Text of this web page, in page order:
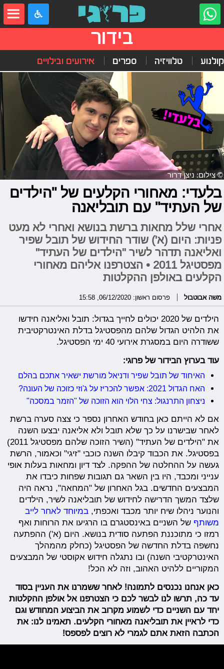
בידור
קולנוע טלוויזיה ספרים אירועים ובילויים
© צילום: ניצן דרור
בלעדי: מאחורי הקלעים של "הילדים
של העתיד" עם תובליאנה
אחרי שלל מחאות ברשת בנושא ואחרי לא מעט
פניות: היום (א') שודר החידוש של תובל שפיר
ואליאנה תדהר לשיר "הילדים של העתיד"
מפסטיגל 2011 • הצטרפנו אליהם מאחורי
הקלעים באולפן ההקלטות
משה אבוטבול פרסום ראשון: 06/12/2020, 15:58
הילדים של 2020 יכולים לחייך בגדול: תובל ואליאנה חידשו
את הלהיט הגדול שלהם מהפסטיגל בדלת האינטרקטיבית
ששודרה היום במסגרת אירועי 40 ימי הפסטיגל.
עוד בערוץ הבידור של פרוגי:
האיחוד של תובל שפיר ודניאל מורשת ישאיר אתכם בהלם
האח הגדול 2021: אפשר להכריז על ג'וזי כזוכה של העונה?
ניצחון התרנגול: צחי הלוי הוא הזוכה של "הזמר במסכה"
אם לא הייתם כאן בחודש האחרון נספר כי צצה סערה ברשת
לאחר שבישרנו על כך שלא תובל ולא אליאנה יבצעו השנה
את "הילדים של העתיד" (השיר הזוכה שלהם מפסטיגל 2011)
בפסטיגל. את הכבוד קיבלו השנה כוכבי "זיגי" וכאמור, הרשת
געשה על ההחלטה של ההפקה. לצד דיון ומחאות בעלות אופי
ענייני ומכבד, היו בין השאר גם תגובות שפחות כיבדו את
המבצעים החדשים. בגל האחרון של "המחאה", נראה היה
שלצד המשך הדרישה לחידוש של תובליאנה לשיר, הילדים
והנוער ניהלו שיח יותר מכבד ואכפתי,במיוחד לאחר לייב
משותףשל השניים באינסטגרם בו הרגיעו את הרוחות ואף
רמזו כי מתוכננת הפתעה סודית בנושא. היום (א') ההפתעה
נחשפה בדלת החדשה של הפסטיגל (כחלק מהמהלך
האינטרקטיבי השנה) ובו נתגלה חידוש אקוסטי של המבצעים
המקוריים ללהיט האהוב, וזה לא הכל!
כאן אנחנו נכנסים לתמונה! לאחר ששמרנו את העניין בסוד
עד כה, תרשו לנו לבשר לכם כי הצטרפנו אל אולפן ההקלטות
יחד עם השניים כדי לשמוע מקרוב את הביצוע המחודש וגם
כדי לראיין את תובליאנה מאחורי הקלעים. תאמינו לנו: את
הכתבה הזאת אתם לגמרי לא רוצים לפספס!